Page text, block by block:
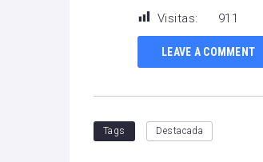
Visitas: 911
LEAVE A COMMENT
Tags Destacada